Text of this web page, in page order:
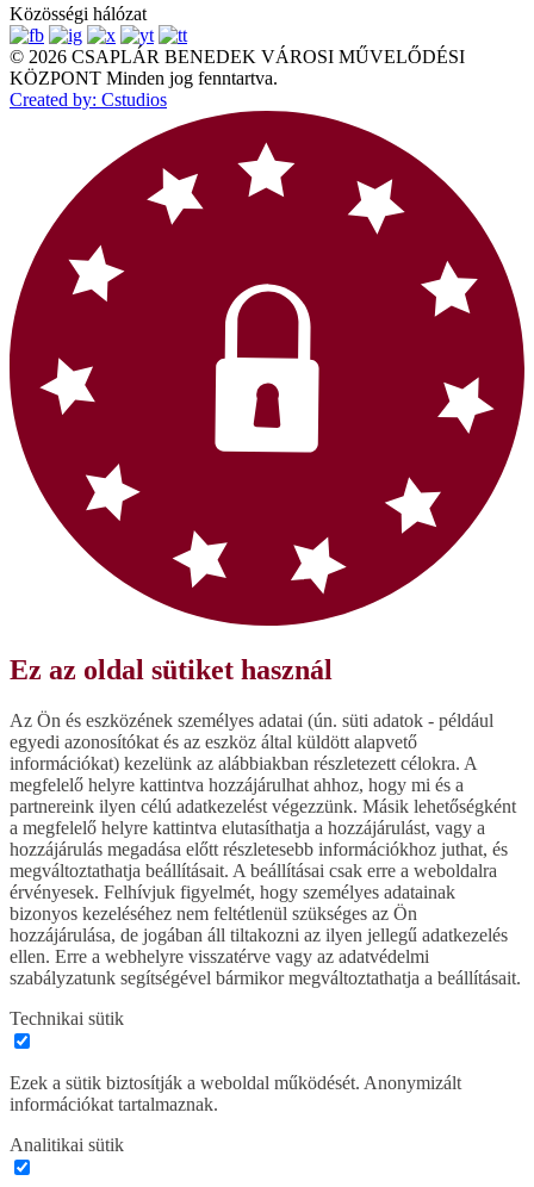
Közösségi hálózat
© 2026 CSAPLÁR BENEDEK VÁROSI MŰVELŐDÉSI
KÖZPONT Minden jog fenntartva.
Created by: Cstudios
Ez az oldal sütiket használ
Az Ön és eszközének személyes adatai (ún. süti adatok - például
egyedi azonosítókat és az eszköz által küldött alapvető
információkat) kezelünk az alábbiakban részletezett célokra. A
megfelelő helyre kattintva hozzájárulhat ahhoz, hogy mi és a
partnereink ilyen célú adatkezelést végezzünk. Másik lehetőségként
a megfelelő helyre kattintva elutasíthatja a hozzájárulást, vagy a
hozzájárulás megadása előtt részletesebb információkhoz juthat, és
megváltoztathatja beállításait. A beállításai csak erre a weboldalra
érvényesek. Felhívjuk figyelmét, hogy személyes adatainak
bizonyos kezeléséhez nem feltétlenül szükséges az Ön
hozzájárulása, de jogában áll tiltakozni az ilyen jellegű adatkezelés
ellen. Erre a webhelyre visszatérve vagy az adatvédelmi
szabályzatunk segítségével bármikor megváltoztathatja a beállításait.
Technikai sütik
Ezek a sütik biztosítják a weboldal működését. Anonymizált
információkat tartalmaznak.
Analitikai sütik